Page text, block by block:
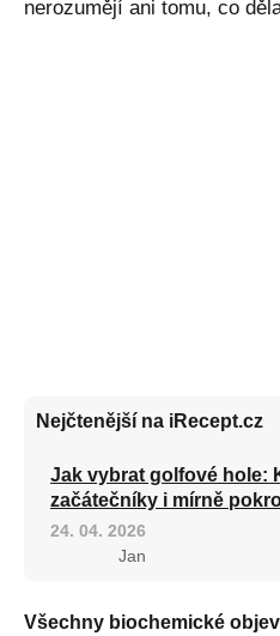
nerozumějí ani tomu, co
Nejčtenější na iRecept.cz
Jak vybrat golfové hole:
začátečníky i mírně
24. 04. 2026
Jan
Všechny biochemické